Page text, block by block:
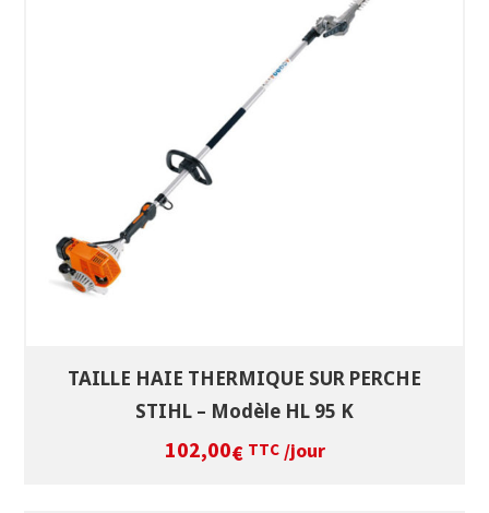
SÉLECTIONNEZ LES DATES
VOIR LE PRODUIT
TAILLE HAIE THERMIQUE SUR PERCHE
STIHL – Modèle HL 95 K
102,00€ TTC /jour